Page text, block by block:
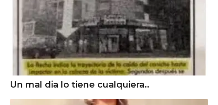
Un mal dia lo tiene cualquiera..